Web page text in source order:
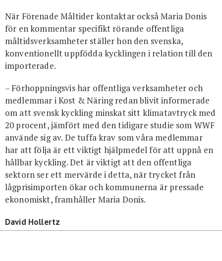
När Förenade Måltider kontaktar också Maria Donis
för en kommentar specifikt rörande offentliga
måltidsverksamheter ställer hon den svenska,
konventionellt uppfödda kycklingen i relation till den
importerade.
– Förhoppningsvis har offentliga verksamheter och
medlemmar i Kost & Näring redan blivit informerade
om att svensk kyckling minskat sitt klimatavtryck med
20 procent, jämfört med den tidigare studie som WWF
använde sig av. De tuffa krav som våra medlemmar
har att följa är ett viktigt hjälpmedel för att uppnå en
hållbar kyckling. Det är viktigt att den offentliga
sektorn ser ett mervärde i detta, när trycket från
lågprisimporten ökar och kommunerna är pressade
ekonomiskt, framhåller Maria Donis.
David Hollertz